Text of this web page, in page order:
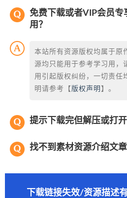
免费下载或者VIP会员专
用？
本站所有资源版权均属于原
源均只能用于参考学习用，
用引起版权纠纷，一切责任
明请参考【 版权声明 】。
提示下载完但解压或打开
找不到素材资源介绍文
下载链接失效/资源描述